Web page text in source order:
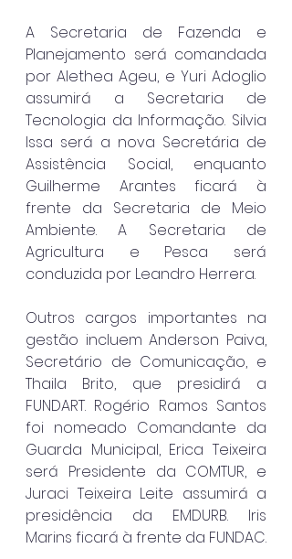
A Secretaria de Fazenda e
Planejamento será comandada
por Alethea Ageu, e Yuri Adoglio
assumirá a Secretaria de
Tecnologia da Informação. Silvia
Issa será a nova Secretária de
Assistência Social, enquanto
Guilherme Arantes ficará à
frente da Secretaria de Meio
Ambiente. A Secretaria de
Agricultura e Pesca será
conduzida por Leandro Herrera.
Outros cargos importantes na
gestão incluem Anderson Paiva,
Secretário de Comunicação, e
Thaila Brito, que presidirá a
FUNDART. Rogério Ramos Santos
foi nomeado Comandante da
Guarda Municipal, Erica Teixeira
será Presidente da COMTUR, e
Juraci Teixeira Leite assumirá a
presidência da EMDURB. Iris
Marins ficará à frente da FUNDAC.